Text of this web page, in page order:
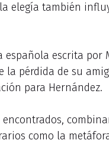
elegía también
escrita por
pérdida de su
para Hernández.
como la